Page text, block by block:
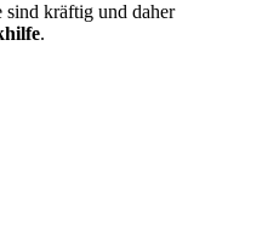
sind kräftig und daher
.